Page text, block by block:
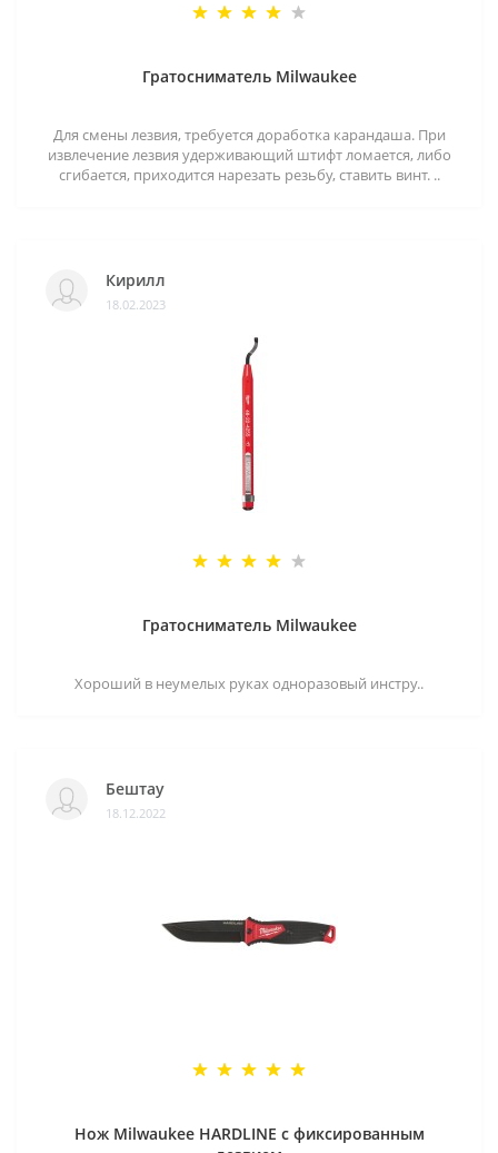
Гратосниматель Milwaukee
Для смены лезвия, требуется доработка карандаша. При
извлечение лезвия удерживающий штифт ломается, либо
сгибается, приходится нарезать резьбу, ставить винт. ..
Кирилл
18.02.2023
Гратосниматель Milwaukee
Хороший в неумелых руках одноразовый инстру..
Бештау
18.12.2022
Нож Milwaukee HARDLINE с фиксированным